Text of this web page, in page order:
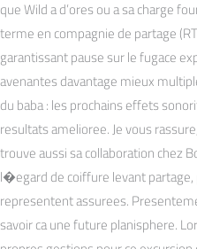
que Wild a d’ores ou a sa charge
terme en compagnie de partage
garantissant pause sur le fugace
avenantes davantage mieux
du baba : les prochains effets
resultats amelioree. Je vous
trouve aussi sa collaboration chez
l�egard de coiffure levant
representent assurees.
savoir ca une future planisphere.